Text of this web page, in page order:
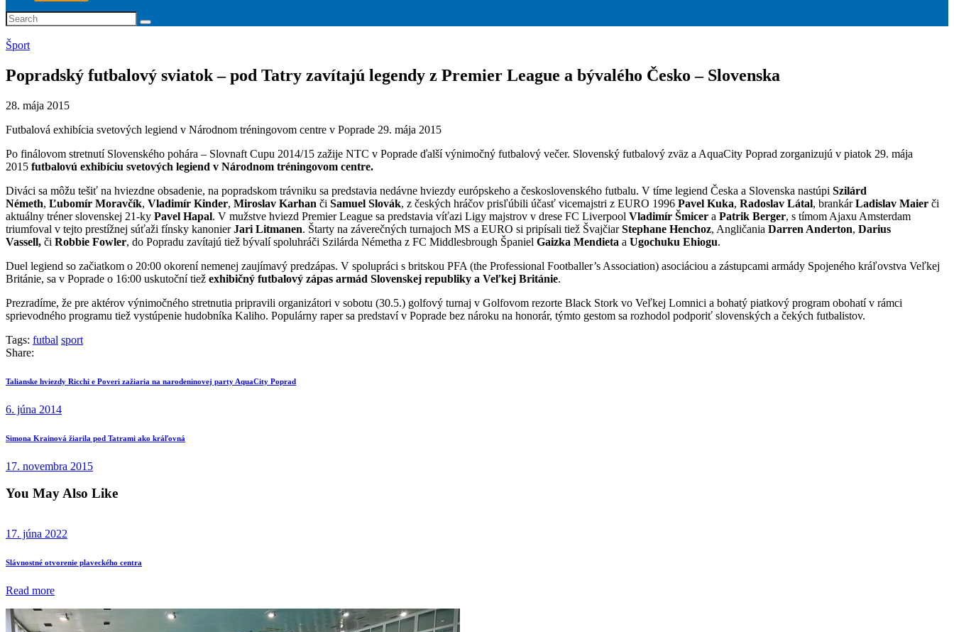
Šport
Popradský futbalový sviatok – pod Tatry zavítajú legendy z Premier League a bývalého Česko – Slovenska
28. mája 2015
Futbalová exhibícia svetových legiend v Národnom tréningovom centre v Poprade 29. mája 2015
Po finálovom stretnutí Slovenského pohára – Slovnaft Cupu 2014/15 zažije NTC v Poprade ďalší výnimočný futbalový večer. Slovenský futbalový zväz a AquaCity Poprad zorganizujú v piatok 29. mája
2015 futbalovú exhibíciu svetových legiend v Národnom tréningovom centre.
Diváci sa môžu tešiť na hviezdne obsadenie, na popradskom trávniku sa predstavia nedávne hviezdy európskeho a československého futbalu. V tíme legiend Česka a Slovenska nastúpi Szilárd
Németh, Ľubomír Moravčík, Vladimír Kinder, Miroslav Karhan či Samuel Slovák, z českých hráčov prisľúbili účasť vicemajstri z EURO 1996 Pavel Kuka, Radoslav Látal, brankárLadislav Maier či
aktuálny tréner slovenskej 21-ky Pavel Hapal. V mužstve hviezd Premier League sa predstavia víťazi Ligy majstrov v drese FC Liverpool Vladimír Šmicer a Patrik Berger, s tímom Ajaxu Amsterdam
triumfoval v tejto prestížnej súťaži fínsky kanonierJari Litmanen. Štarty na záverečných turnajoch MS a EURO si pripísali tiež ŠvajčiarStephane Henchoz, Angličania Darren Anderton, Darius
Vassell, či Robbie Fowler, do Popradu zavítajú tiež bývalí spoluhráči Szilárda Németha z FC Middlesbrough Španiel Gaizka Mendieta a Ugochuku Ehiogu.
Duel legiend so začiatkom o 20:00 okorení nemenej zaujímavý predzápas. V spolupráci s britskou PFA (the Professional Footballer’s Association) asociáciou a zástupcami armády Spojeného kráľovstva Veľkej
Británie, sa v Poprade o 16:00 uskutoční tiež exhibičný futbalový zápas armád Slovenskej republiky a Veľkej Británie.
Prezradíme, že pre aktérov výnimočného stretnutia pripravili organizátori v sobotu (30.5.) golfový turnaj v Golfovom rezorte Black Stork vo Veľkej Lomnici a bohatý piatkový program obohatí v rámci
sprievodného programu tiež vystúpenie hudobníka Kaliho. Populárny raper sa predstaví v Poprade bez nároku na honorár, týmto gestom sa rozhodol podporiť slovenských a čekých futbalistov.
Tags: futbal sport
Share:
Navigácia
v
Previous
Talianske hviezdy Ricchi e Poveri zažiaria na narodeninovej party AquaCity Poprad
6. júna 2014
Next
Simona Krainová žiarila pod Tatrami ako kráľovná
17. novembra 2015
You May Also Like
17. júna 2022
Slávnostné otvorenie plaveckého centra
Read more